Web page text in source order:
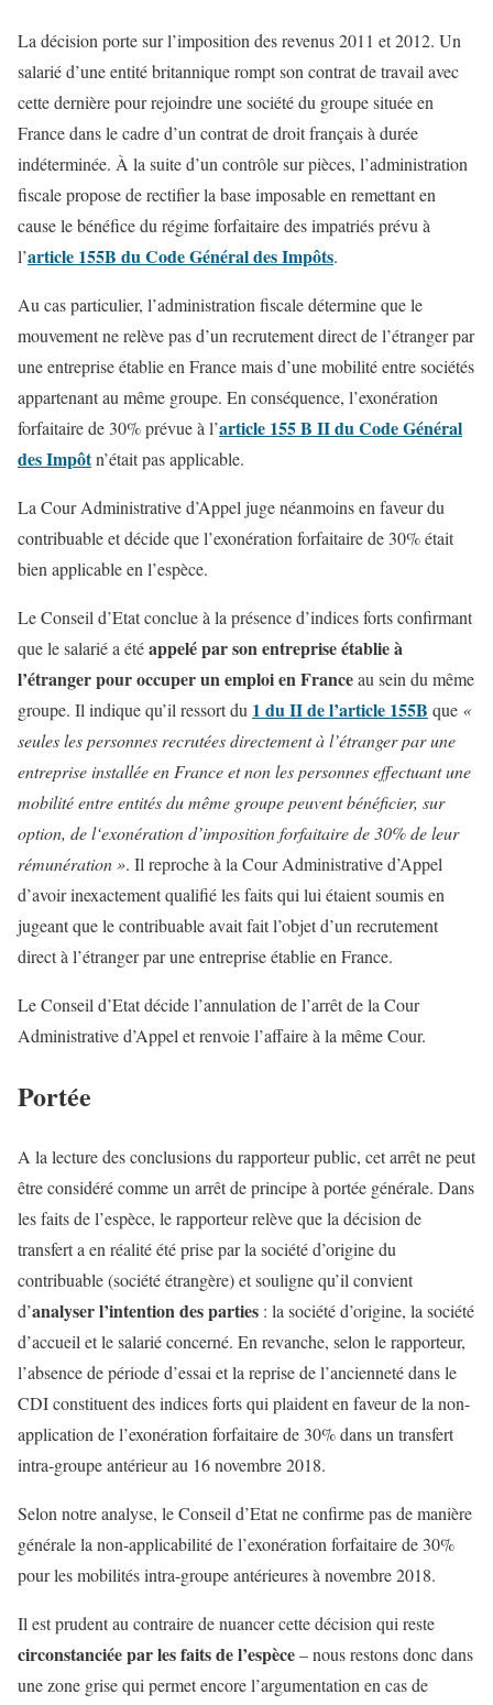
La décision porte sur l’imposition des revenus 2011 et 2012. Un
salarié d’une entité britannique rompt son contrat de travail avec
cette dernière pour rejoindre une société du groupe située en
France dans le cadre d’un contrat de droit français à durée
indéterminée. À la suite d’un contrôle sur pièces, l’administration
fiscale propose de rectifier la base imposable en remettant en
cause le bénéfice du régime forfaitaire des impatriés prévu à
l’article 155B du Code Général des Impôts.
Au cas particulier, l’administration fiscale détermine que le
mouvement ne relève pas d’un recrutement direct de l’étranger par
une entreprise établie en France mais d’une mobilité entre sociétés
appartenant au même groupe. En conséquence, l’exonération
forfaitaire de 30% prévue à l’article 155 B II du Code Général
des Impôtn’était pas applicable.
La Cour Administrative d’Appel juge néanmoins en faveur du
contribuable et décide que l’exonération forfaitaire de 30% était
bien applicable en l’espèce.
Le Conseil d’Etat conclue à la présence d’indices forts confirmant
que le salarié a étéappelé par son entreprise établie à
l’étranger pour occuper un emploi en Franceau sein du même
groupe. Il indique qu’il ressort du 1 du II de l’article 155B que «
seules les personnes recrutées directement à l’étranger par une
entreprise installée en France et non les personnes effectuant une
mobilité entre entités du même groupe peuvent bénéficier, sur
option, de l‘exonération d’imposition forfaitaire de 30% de leur
rémunération ». Il reproche à la Cour Administrative d’Appel
d’avoir inexactement qualifié les faits qui lui étaient soumis en
jugeant que le contribuable avait fait l’objet d’un recrutement
direct à l’étranger par une entreprise établie en France.
Le Conseil d’Etat décide l’annulation de l’arrêt de la Cour
Administrative d’Appel et renvoie l’affaire à la même Cour.
Portée
A la lecture des conclusions du rapporteur public, cet arrêt ne peut
être considéré comme un arrêt de principe à portée générale. Dans
les faits de l’espèce, le rapporteur relève que la décision de
transfert a en réalité été prise par la société d’origine du
contribuable (société étrangère) et souligne qu’il convient
d’analyser l’intention des parties : la société d’origine, la société
d’accueil et le salarié concerné. En revanche, selon le rapporteur,
l’absence de période d’essai et la reprise de l’ancienneté dans le
CDI constituent des indices forts qui plaident en faveur de la non-
application de l’exonération forfaitaire de 30% dans un transfert
intra-groupe antérieur au 16 novembre 2018.
Selon notre analyse, le Conseil d’Etat ne confirme pas de manière
générale la non-applicabilité de l’exonération forfaitaire de 30%
pour les mobilités intra-groupe antérieures à novembre 2018.
Il est prudent au contraire de nuancer cette décision qui reste
circonstanciée par les faits de l’espèce– nous restons donc dans
une zone grise qui permet encore l’argumentation en cas de